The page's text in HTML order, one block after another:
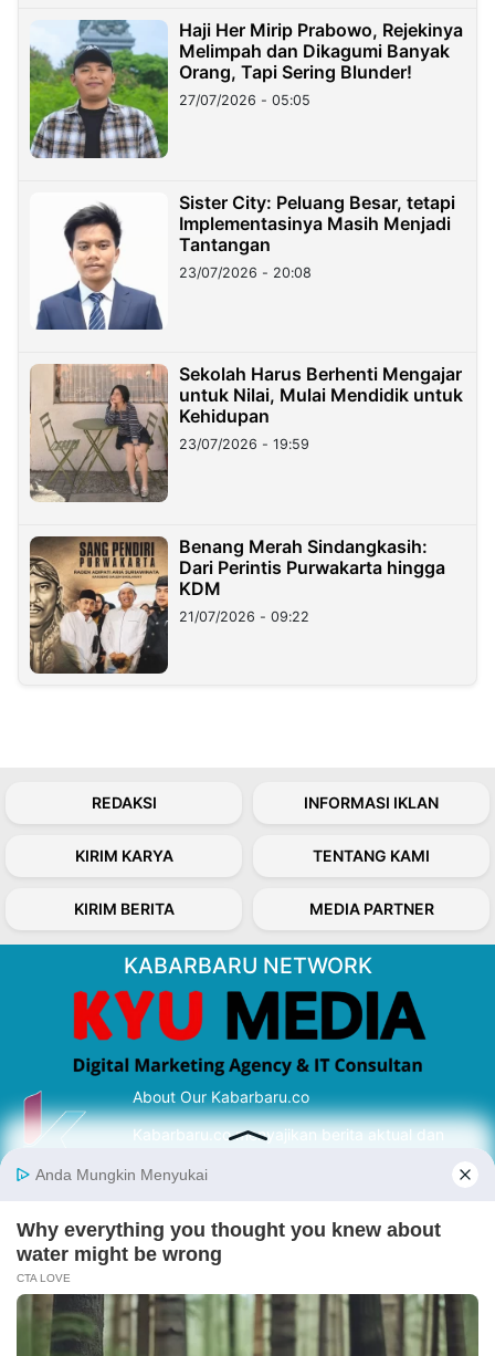
Haji Her Mirip Prabowo, Rejekinya
Melimpah dan Dikagumi Banyak
Orang, Tapi Sering Blunder!
27/07/2026 - 05:05
Sister City: Peluang Besar, tetapi
Implementasinya Masih Menjadi
Tantangan
23/07/2026 - 20:08
Sekolah Harus Berhenti Mengajar
untuk Nilai, Mulai Mendidik untuk
Kehidupan
23/07/2026 - 19:59
Benang Merah Sindangkasih:
Dari Perintis Purwakarta hingga
KDM
21/07/2026 - 09:22
REDAKSI INFORMASI IKLAN
KIRIM KARYA TENTANG KAMI
KIRIM BERITA MEDIA PARTNER
KABARBARU NETWORK
About Our Kabarbaru.co
Kabarbaru.co menyajikan berita aktual dan
serta terverifikasi dari sumber yang tepat.
Follow Kabarbaru